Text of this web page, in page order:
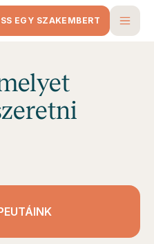
EGY SZAKEMBERT